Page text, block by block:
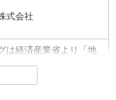
式会社
は経済産業省より「地